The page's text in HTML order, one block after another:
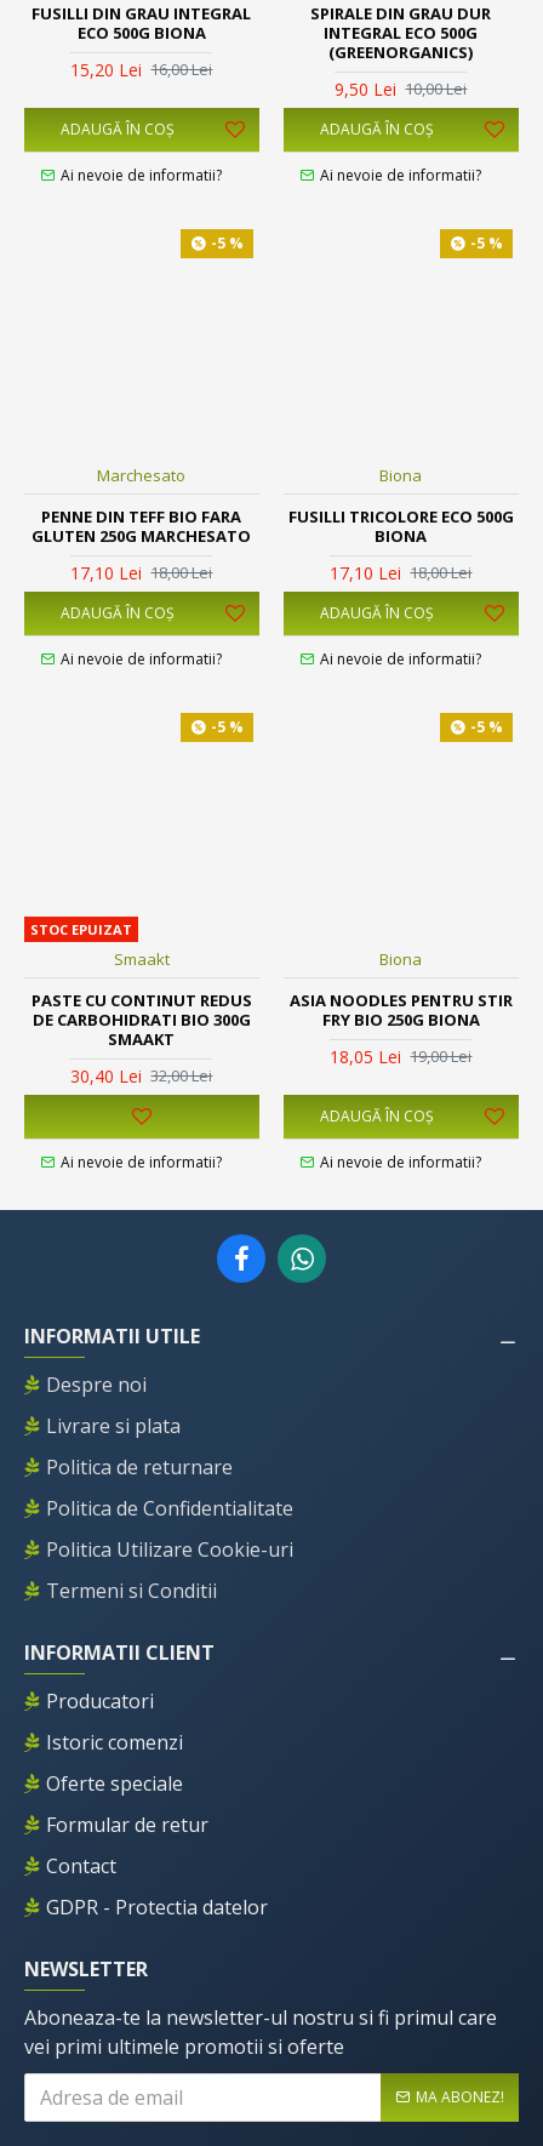
FUSILLI DIN GRAU INTEGRAL
ECO 500G BIONA
15,20 Lei 16,00 Lei
ADAUGĂ ÎN COŞ
Ai nevoie de informatii?
SPIRALE DIN GRAU DUR
INTEGRAL ECO 500G
(GREENORGANICS)
9,50 Lei 10,00 Lei
ADAUGĂ ÎN COŞ
Ai nevoie de informatii?
-5 %
Marchesato
PENNE DIN TEFF BIO FARA
GLUTEN 250G MARCHESATO
17,10 Lei 18,00 Lei
ADAUGĂ ÎN COŞ
Ai nevoie de informatii?
-5 %
Biona
FUSILLI TRICOLORE ECO 500G
BIONA
17,10 Lei 18,00 Lei
ADAUGĂ ÎN COŞ
Ai nevoie de informatii?
-5 %
STOC EPUIZAT
Smaakt
PASTE CU CONTINUT REDUS
DE CARBOHIDRATI BIO 300G
SMAAKT
30,40 Lei 32,00 Lei
Ai nevoie de informatii?
-5 %
Biona
ASIA NOODLES PENTRU STIR
FRY BIO 250G BIONA
18,05 Lei 19,00 Lei
ADAUGĂ ÎN COŞ
Ai nevoie de informatii?
INFORMATII UTILE
Despre noi
Livrare si plata
Politica de returnare
Politica de Confidentialitate
Politica Utilizare Cookie-uri
Termeni si Conditii
INFORMATII CLIENT
Producatori
Istoric comenzi
Oferte speciale
Formular de retur
Contact
GDPR - Protectia datelor
NEWSLETTER
Aboneaza-te la newsletter-ul nostru si fi primul care
vei primi ultimele promotii si oferte
MA ABONEZ!